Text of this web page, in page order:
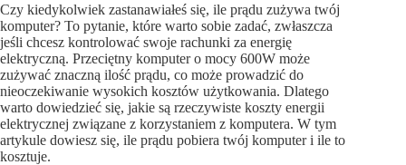
Czy kiedykolwiek zastanawiałeś się, ile prądu zużywa twój
komputer? To pytanie, które warto sobie zadać, zwłaszcza
jeśli chcesz kontrolować swoje rachunki za energię
elektryczną. Przeciętny komputer o mocy 600W może
zużywać znaczną ilość prądu, co może prowadzić do
nieoczekiwanie wysokich kosztów użytkowania. Dlatego
warto dowiedzieć się, jakie są rzeczywiste koszty energii
elektrycznej związane z korzystaniem z komputera. W tym
artykule dowiesz się, ile prądu pobiera twój komputer i ile to
kosztuje.